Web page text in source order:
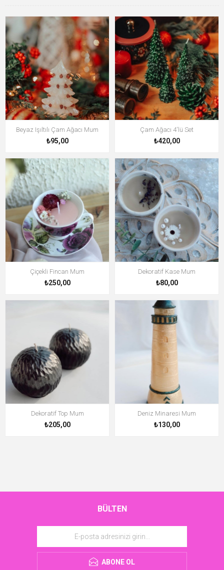
Beyaz Işıltılı Çam Ağacı Mum
₺95,00
Çam Ağacı 4'lü Set
₺420,00
Çiçekli Fincan Mum
₺250,00
Dekoratif Kase Mum
₺80,00
Dekoratif Top Mum
₺205,00
Deniz Minaresi Mum
₺130,00
BÜLTEN
ABONE OL